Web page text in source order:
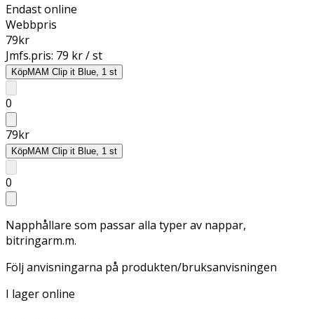
Endast online
Webbpris
79kr
Jmfs.pris: 79 kr / st
KöpMAM Clip it Blue, 1 st
0
79kr
KöpMAM Clip it Blue, 1 st
0
Napphållare som passar alla typer av nappar,
bitringarm.m.
Följ anvisningarna på produkten/bruksanvisningen
I lager online